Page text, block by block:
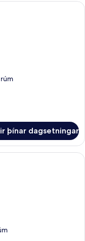
herbergi - borgarsýn |
þínar dagsetningar
| Dúnsængur,